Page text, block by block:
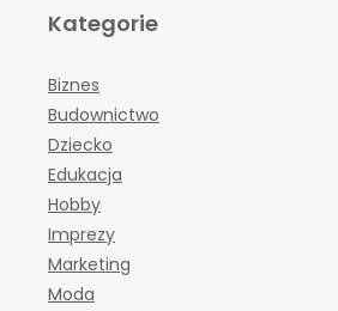
Kategorie
Biznes
Budownictwo
Dziecko
Edukacja
Hobby
Imprezy
Marketing
Moda